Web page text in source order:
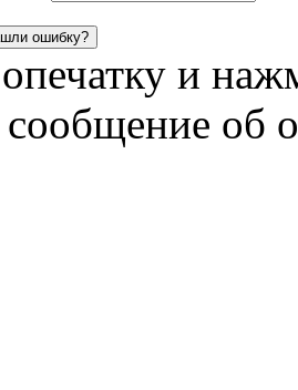
ошибку?
и
сообщение об